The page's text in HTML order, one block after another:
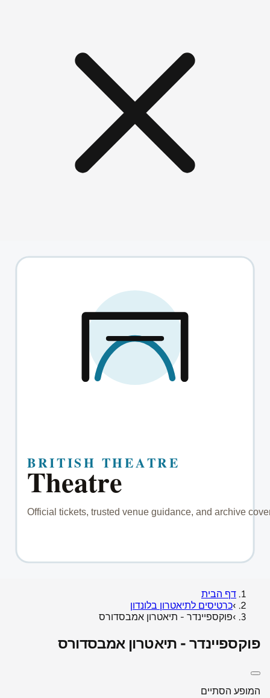
דף הבית
›כרטיסים לתיאטרון בלונדון
›פוקספיינדר - תיאטרון אמבסדורס
פוקספיינדר - תיאטרון אמבסדורס
המופע הסתיים